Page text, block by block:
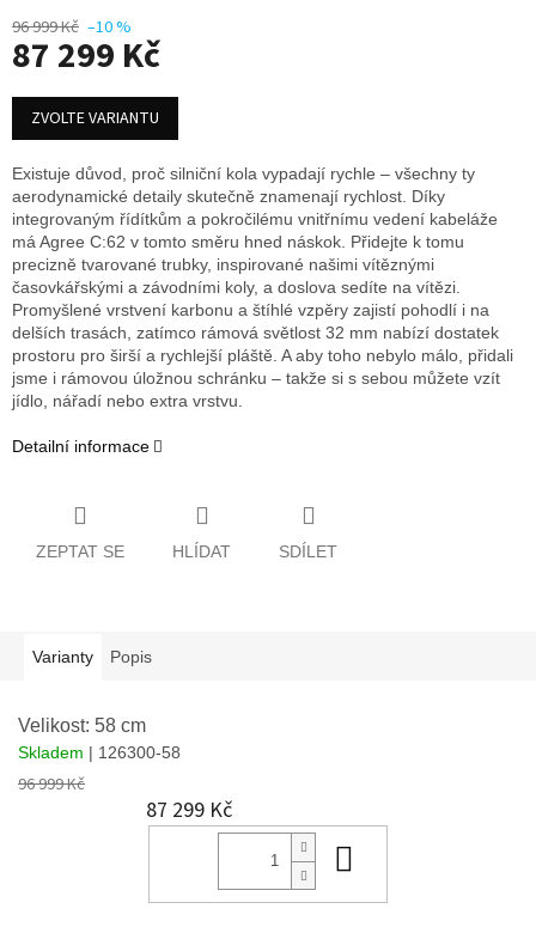
96 999 Kč –10 %
87 299 Kč
Měrná
cena:
ZVOLTE VARIANTU
Existuje důvod, proč silniční kola vypadají rychle – všechny ty
aerodynamické detaily skutečně znamenají rychlost. Díky
integrovaným řídítkům a pokročilému vnitřnímu vedení kabeláže
má Agree C:62 v tomto směru hned náskok. Přidejte k tomu
precizně tvarované trubky, inspirované našimi vítěznými
časovkářskými a závodními koly, a doslova sedíte na vítězi.
Promyšlené vrstvení karbonu a štíhlé vzpěry zajistí pohodlí i na
delších trasách, zatímco rámová světlost 32 mm nabízí dostatek
prostoru pro širší a rychlejší pláště. A aby toho nebylo málo, přidali
jsme i rámovou úložnou schránku – takže si s sebou můžete vzít
jídlo, nářadí nebo extra vrstvu.
Detailní informace
ZEPTAT SE HLÍDAT SDÍLET
Varianty Popis
Velikost: 58 cm
Skladem | 126300-58
96 999 Kč
87 299 Kč